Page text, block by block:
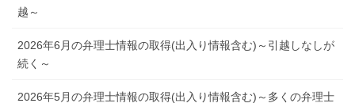
越～
2026年6月の弁理士情報の取得(出入り情報含む)～引越しなしが
続く～
2026年5月の弁理士情報の取得(出入り情報含む)～多くの弁理士